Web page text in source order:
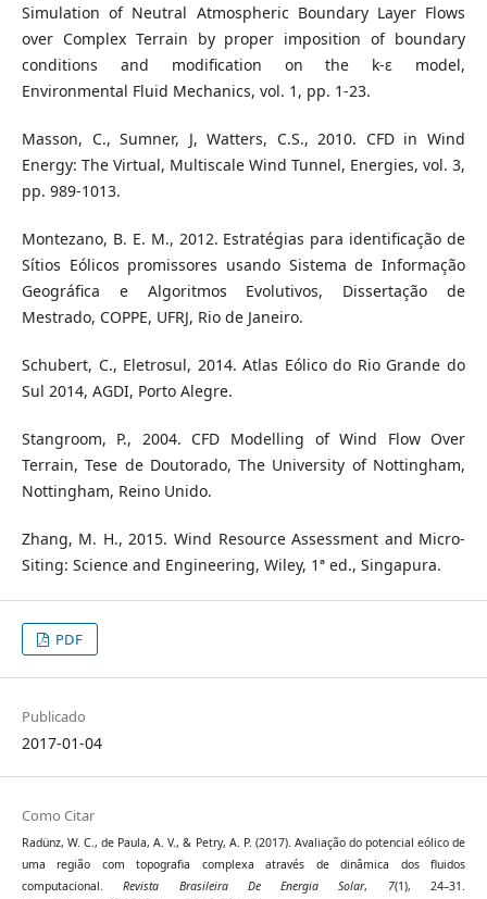
Simulation of Neutral Atmospheric Boundary Layer Flows
over Complex Terrain by proper imposition of boundary
conditions and modification on the k-ε model,
Environmental Fluid Mechanics, vol. 1, pp. 1-23.
Masson, C., Sumner, J, Watters, C.S., 2010. CFD in Wind
Energy: The Virtual, Multiscale Wind Tunnel, Energies, vol. 3,
pp. 989-1013.
Montezano, B. E. M., 2012. Estratégias para identificação de
Sítios Eólicos promissores usando Sistema de Informação
Geográfica e Algoritmos Evolutivos, Dissertação de
Mestrado, COPPE, UFRJ, Rio de Janeiro.
Schubert, C., Eletrosul, 2014. Atlas Eólico do Rio Grande do
Sul 2014, AGDI, Porto Alegre.
Stangroom, P., 2004. CFD Modelling of Wind Flow Over
Terrain, Tese de Doutorado, The University of Nottingham,
Nottingham, Reino Unido.
Zhang, M. H., 2015. Wind Resource Assessment and Micro-
Siting: Science and Engineering, Wiley, 1ª ed., Singapura.
PDF
Publicado
2017-01-04
Como Citar
Radünz, W. C., de Paula, A. V., & Petry, A. P. (2017). Avaliação do potencial eólico de
uma região com topografia complexa através de dinâmica dos fluidos
computacional.Revista Brasileira De Energia Solar, 7(1), 24–31.